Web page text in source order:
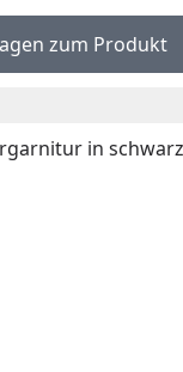
zum Produkt
in